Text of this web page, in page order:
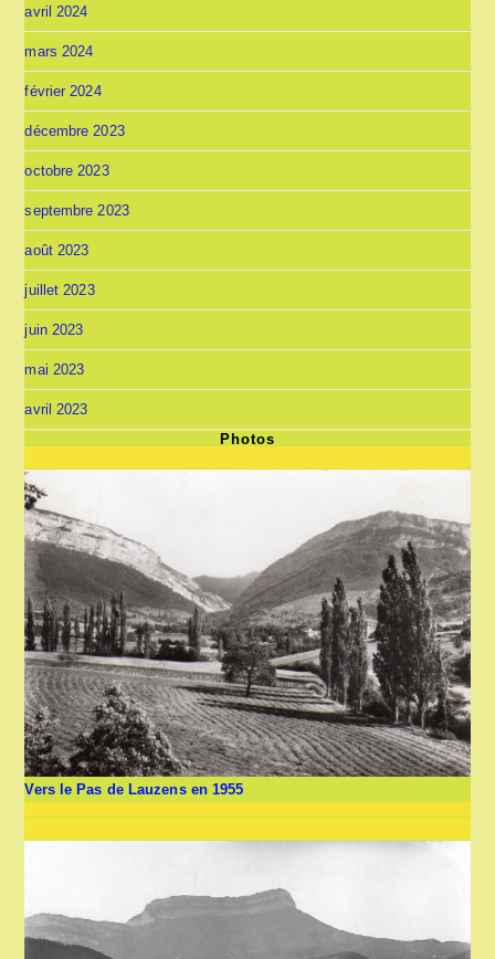
avril 2024
mars 2024
février 2024
décembre 2023
octobre 2023
septembre 2023
août 2023
juillet 2023
juin 2023
mai 2023
avril 2023
Photos
Vers le Pas de Lauzens en 1955